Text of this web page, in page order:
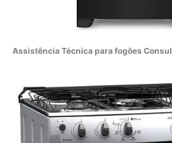
Assistência Técnica para fogões Consul